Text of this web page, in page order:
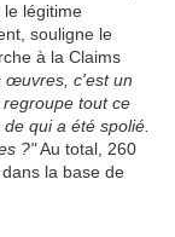
légitime
souligne le
à la Claims
œuvres, c'est un
tout ce
qui a été spolié.
?"Au total, 260
la base de